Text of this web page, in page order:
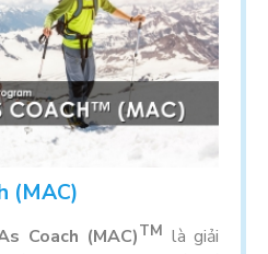
(MAC)
Coach (MAC)TM là giải